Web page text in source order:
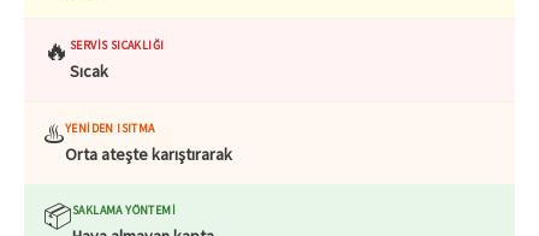
🔥 SERVIS SICAKLIĞI
Sıcak
♨️YENIDEN ISITMA
Orta ateşte karıştırarak
📦SAKLAMA YÖNTEMI